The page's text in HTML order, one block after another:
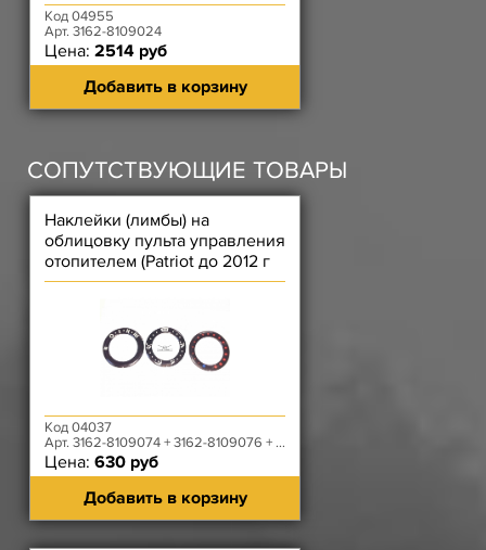
Код 04955
Арт. 3162-8109024
Цена: 2514 руб
Добавить в корзину
СОПУТСТВУЮЩИЕ ТОВАРЫ
Наклейки (лимбы) на
облицовку пульта управления
отопителем (Patriot до 2012 г
(3 шт. - Пр, лев, сре)
Код 04037
Арт. 3162-8109074 + 3162-8109076 + 3162-8109078
Цена: 630 руб
Добавить в корзину